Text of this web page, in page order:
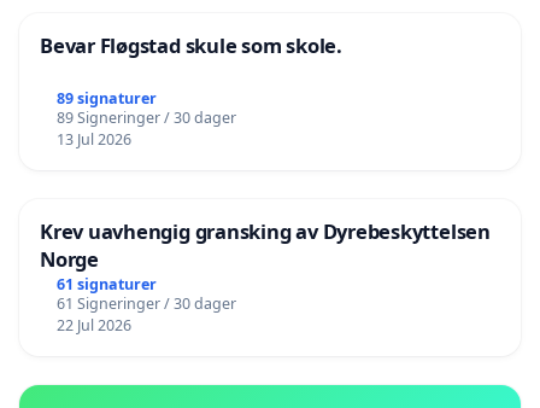
Bevar Fløgstad skule som skole.
89 signaturer
89 Signeringer / 30 dager
13 Jul 2026
Krev uavhengig gransking av Dyrebeskyttelsen
Norge
61 signaturer
61 Signeringer / 30 dager
22 Jul 2026